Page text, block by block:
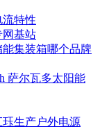
特性
网基站
能集装箱哪个品牌
萨尔瓦多太阳能
珏生产户外电源